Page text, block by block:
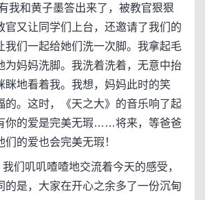
我和黄子墨答出来了，被教官狠狠
官又让同学们上台，还邀请了我们的
我们一起给她们洗一次脚。我拿起毛
为妈妈洗脚。我洗着洗着，无意中抬
眯地看着我。我想，妈妈此时的笑
的。这时，《天之大》的音乐响了起
你的爱是完美无瑕……将来，等爸爸
的爱也会完美无瑕！
叽叽喳喳地交流着今天的感受，
的是，大家在开心之余多了一份沉甸